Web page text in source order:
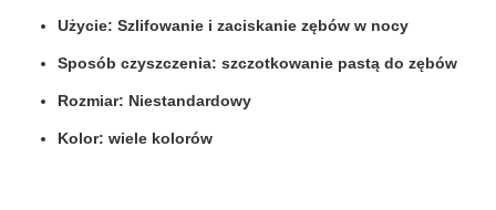
Użycie: Szlifowanie i zaciskanie zębów w nocy
Sposób czyszczenia: szczotkowanie pastą do zębów
Rozmiar: Niestandardowy
Kolor: wiele kolorów